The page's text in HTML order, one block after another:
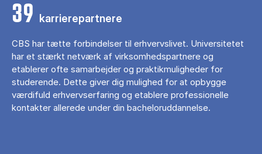
39 karrierepartnere
CBS har tætte forbindelser til erhvervslivet. Universitetet
har et stærkt netværk af virksomhedspartnere og
etablerer ofte samarbejder og praktikmuligheder for
studerende. Dette giver dig mulighed for at opbygge
værdifuld erhvervserfaring og etablere professionelle
kontakter allerede under din bacheloruddannelse.